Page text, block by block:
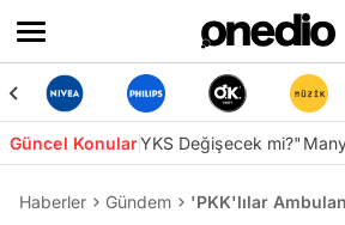
Güncel KonularYKS Değişecek mi?
Haberler Gündem 'PKK'lılar